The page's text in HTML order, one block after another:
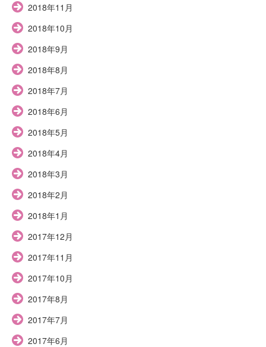
2018年11月
2018年10月
2018年9月
2018年8月
2018年7月
2018年6月
2018年5月
2018年4月
2018年3月
2018年2月
2018年1月
2017年12月
2017年11月
2017年10月
2017年8月
2017年7月
2017年6月